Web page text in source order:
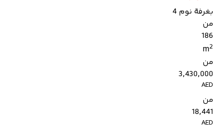
بغرفة نوم 4
من
186
m2
من
3,430,000
AED
من
18,441
AED